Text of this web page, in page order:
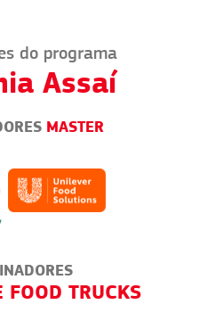
do programa
Assaí
MASTER
PATROCINADORES
FINANCEIRA